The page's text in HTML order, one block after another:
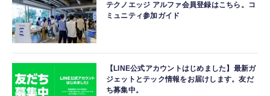
テクノエッジ アルファ会員登録はこちら。コ
ミュニティ参加ガイド
【LINE公式アカウントはじめました】最新ガ
ジェットとテック情報をお届けします。友だ
ち募集中。